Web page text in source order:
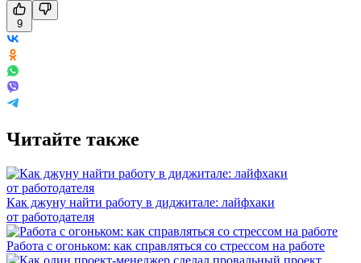
9
Читайте также
Как джуну найти работу в диджитале: лайфхаки
от работодателя
Работа с огоньком: как справляться со стрессом на работе